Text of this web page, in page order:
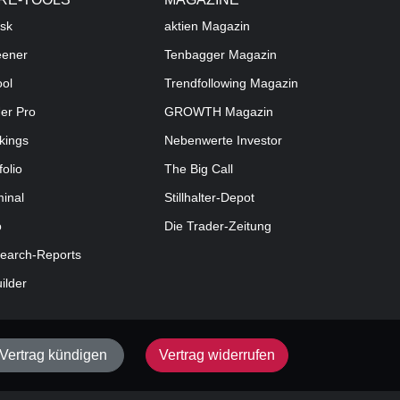
Pro
Reports
aktien Magazin
Tenbagger Magazin
Trendfollowing Magazin
GROWTH Magazin
Nebenwerte Investor
The Big Call
Stillhalter-Depot
Die Trader-Zeitung
Vertrag kündigen Vertrag widerrufen